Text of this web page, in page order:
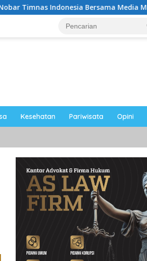
Media Magetan, Tetap Semangat
Kesehatan Pariwisata Opini